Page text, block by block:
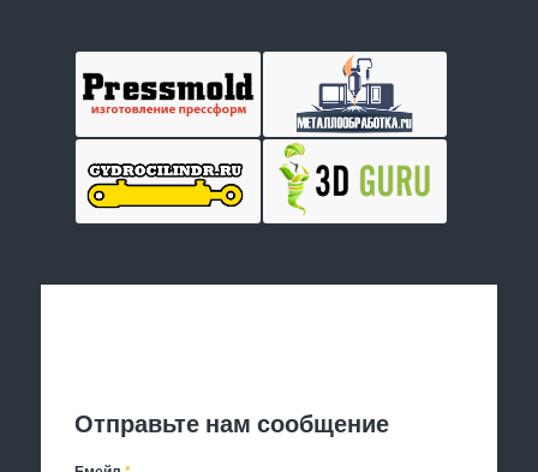
Отправьте нам сообщение